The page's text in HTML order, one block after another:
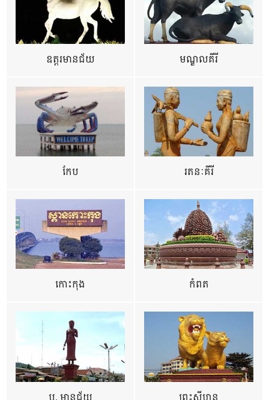
ឧត្ដរមានជ័យ មណ្ឌលគីរី
កែប រតនៈគីរី
កោះកុង កំពត